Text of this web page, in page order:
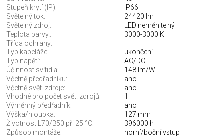
Stupeň krytí (IP):
IP66
Světelný tok:
24420 lm
Světelný zdroj:
LED neměnitelný
Teplota barvy.:
3000-3000 K
Třída ochrany:
Typ kabeláže:
ukončení
Typ napětí:
AC/DC
Účinnost svítidla:
148 lm/W
Včetně předřadníku:
ano
Včetně svět. zdroje:
ano
Vhodné pro počet svět. zdrojů:
1
Výměnný předřadník:
ano
Výška/hloubka:
127 mm
Životnost L70/B50 při 25 °C:
396000 h
Způsob montáže:
horní/boční vstup